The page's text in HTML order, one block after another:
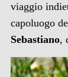
viaggio
capoluogo
Sebastiano,